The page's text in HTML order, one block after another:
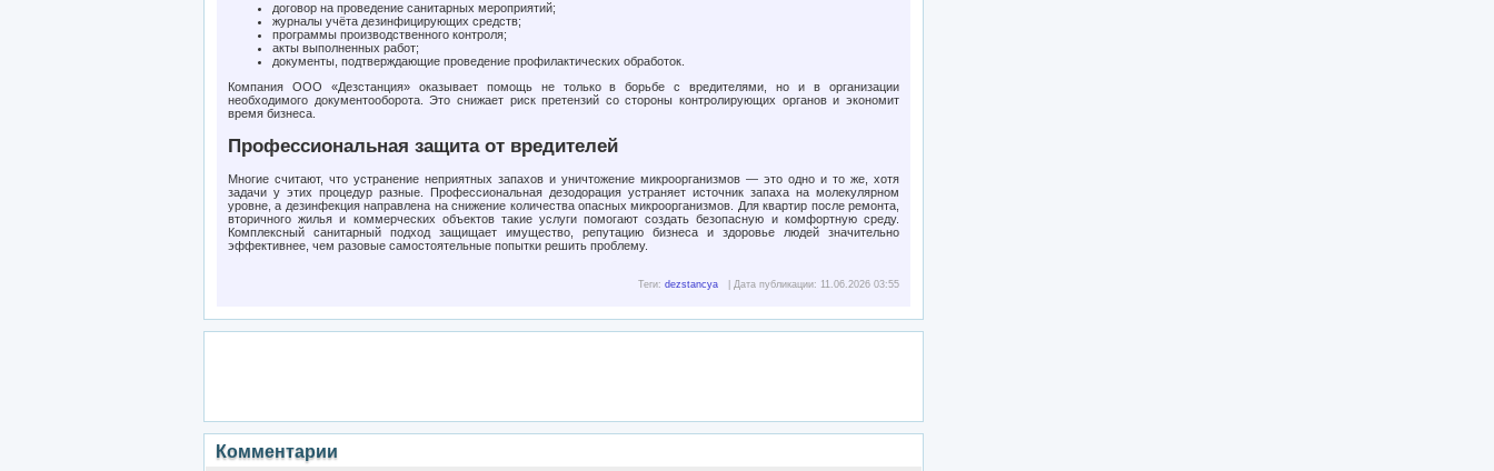
договор на проведение санитарных мероприятий;
журналы учёта дезинфицирующих средств;
программы производственного контроля;
акты выполненных работ;
документы, подтверждающие проведение профилактических обработок.
Компания ООО «Дезстанция» оказывает помощь не только в борьбе с вредителями, но и в организации
необходимого документооборота. Это снижает риск претензий со стороны контролирующих органов и экономит
время бизнеса.
Профессиональная защита от вредителей
Многие считают, что устранение неприятных запахов и уничтожение микроорганизмов — это одно и то же, хотя
задачи у этих процедур разные. Профессиональная дезодорация устраняет источник запаха на молекулярном
уровне, а дезинфекция направлена на снижение количества опасных микроорганизмов. Для квартир после ремонта,
вторичного жилья и коммерческих объектов такие услуги помогают создать безопасную и комфортную среду.
Комплексный санитарный подход защищает имущество, репутацию бизнеса и здоровье людей значительно
эффективнее, чем разовые самостоятельные попытки решить проблему.
Теги: dezstancya | Дата публикации: 11.06.2026 03:55
Комментарии